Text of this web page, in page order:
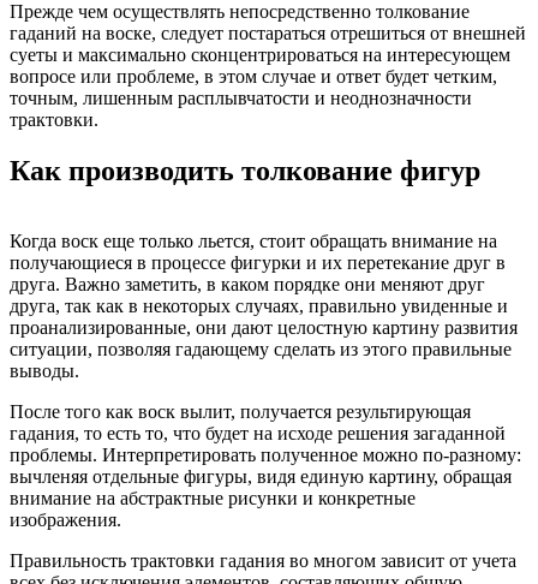
Прежде чем осуществлять непосредственно толкование
гаданий на воске, следует постараться отрешиться от внешней
суеты и максимально сконцентрироваться на интересующем
вопросе или проблеме, в этом случае и ответ будет четким,
точным, лишенным расплывчатости и неоднозначности
трактовки.
Как производить толкование фигур
Когда воск еще только льется, стоит обращать внимание на
получающиеся в процессе фигурки и их перетекание друг в
друга. Важно заметить, в каком порядке они меняют друг
друга, так как в некоторых случаях, правильно увиденные и
проанализированные, они дают целостную картину развития
ситуации, позволяя гадающему сделать из этого правильные
выводы.
После того как воск вылит, получается результирующая
гадания, то есть то, что будет на исходе решения загаданной
проблемы. Интерпретировать полученное можно по-разному:
вычленяя отдельные фигуры, видя единую картину, обращая
внимание на абстрактные рисунки и конкретные
изображения.
Правильность трактовки гадания во многом зависит от учета